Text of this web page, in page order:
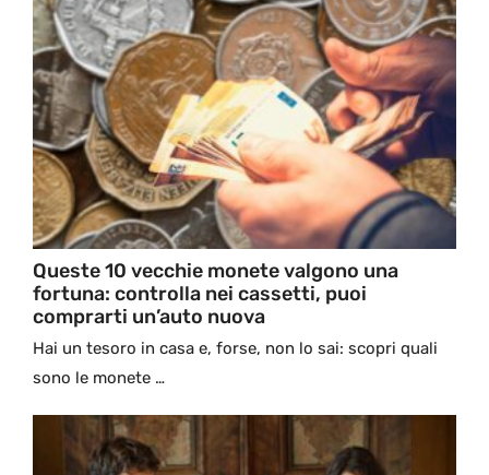
Queste 10 vecchie monete valgono una
fortuna: controlla nei cassetti, puoi
comprarti un’auto nuova
Hai un tesoro in casa e, forse, non lo sai: scopri quali
sono le monete …